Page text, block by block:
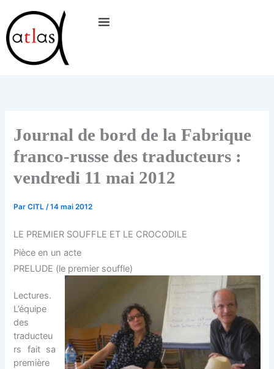
au
contenu
Journal de bord de la Fabrique
franco-russe des traducteurs :
vendredi 11 mai 2012
ParCITL/14 mai 2012
LE PREMIER SOUFFLE ET LE CROCODILE
Pièce en un acte
PRELUDE (le premier souffle)
Lectures.
L’équipe
des
traducteu
rs fait sa
première